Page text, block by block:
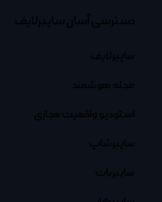
دسترسی آسان سایبرلایف
سایبرلایف
مجله هوشمند
استودیو واقعیت مجازی
سایبرشاپ
سایبربات